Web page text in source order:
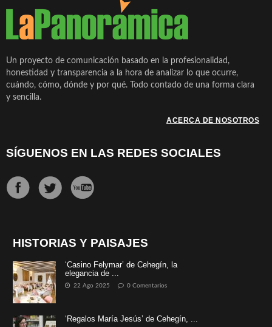
Un proyecto de comunicación basado en la profesionalidad,
honestidad y transparencia a la hora de analizar lo que ocurre,
cuándo, cómo, dónde y por qué. Todo contado de una forma clara
y sencilla.
ACERCA DE NOSOTROS
SÍGUENOS EN LAS REDES SOCIALES
HISTORIAS Y PAISAJES
‘Casino Felymar’ de Cehegín, la
elegancia de ...
22 Ago 2025 0 Comentarios
‘Regalos María Jesús’ de Cehegín, ...